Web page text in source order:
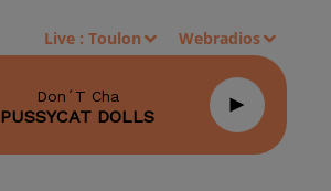
Live :Toulon Webradios
Don´t Cha
PUSSYCAT DOLLS